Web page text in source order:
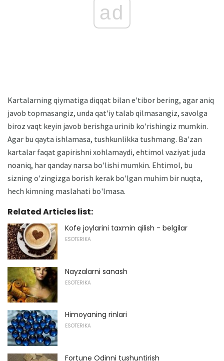
ad
Kartalarning qiymatiga diqqat bilan e'tibor bering, agar aniq
javob topmasangiz, unda qat'iy talab qilmasangiz, savolga
biroz vaqt keyin javob berishga urinib ko'rishingiz mumkin.
Agar bu qayta ishlamasa, tushkunlikka tushmang. Ba'zan
kartalar faqat gapirishni xohlamaydi, ehtimol vaziyat juda
noaniq, har qanday narsa bo'lishi mumkin. Ehtimol, bu
sizning o'zingizga borish kerak bo'lgan muhim bir nuqta,
hech kimning maslahati bo'lmasa.
Related Articles list:
Kofe joylarini taxmin qilish - belgilar
ESOTERIKA
Nayzalarni sanash
ESOTERIKA
Himoyaning rinlari
ESOTERIKA
Fortune Odinni tushuntirish